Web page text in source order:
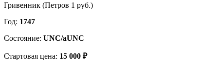
Гривенник (Петров 1 руб.)
Год: 1747
Состояние: UNC/aUNC
Стартовая цена: 15 000 ₽